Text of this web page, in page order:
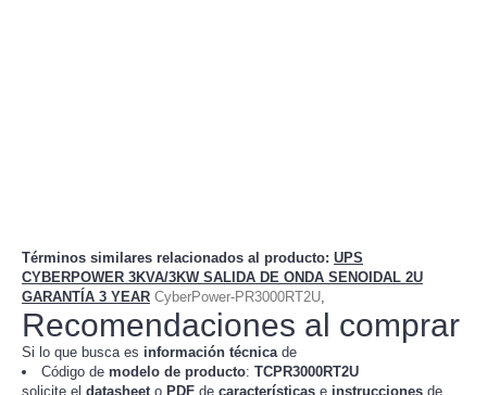
Términos similares relacionados al producto: UPS
CYBERPOWER 3KVA/3KW SALIDA DE ONDA SENOIDAL 2U
GARANTÍA 3 YEAR CyberPower-PR3000RT2U
Recomendaciones al comprar
Si lo que busca es información técnica de
Código de modelo de producto: TCPR3000RT2U
solicite el datasheet o PDF de características e instrucciones de